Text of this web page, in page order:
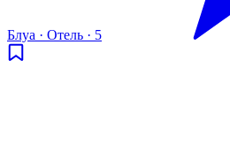
Блуа · Отель · 5